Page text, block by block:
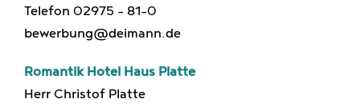
Telefon 02975 – 81-0
bewerbung@deimann.de
Romantik Hotel Haus Platte
Herr Christof Platte